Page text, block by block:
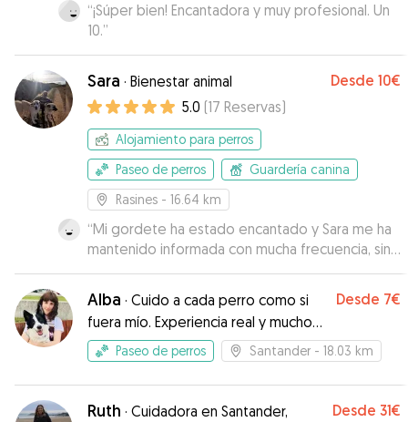
“¡Súper bien! Encantadora y muy profesional. Un
10.”
Sara · Bienestar animal Desde 10€
5.0 (17 Reservas)
Alojamiento para perros
Paseo de perros
Guardería canina
Rasines - 16.64 km
“Mi gordete ha estado encantado y Sara me ha
mantenido informada con mucha frecuencia, sin
duda para repetir! 🥰”
Alba · Cuido a cada perro como si
fuera mío. Experiencia real y mucho
cariño
Desde 7€
Paseo de perros Santander - 18.03 km
Ruth · Cuidadora en Santander,
Desde 31€